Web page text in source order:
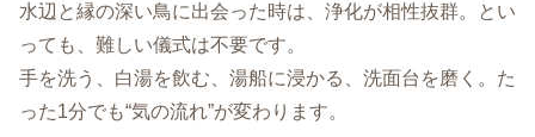
水辺と縁の深い鳥に出会った時は、浄化が相性抜群。とい
っても、難しい儀式は不要です。
手を洗う、白湯を飲む、湯船に浸かる、洗面台を磨く。た
った1分でも“気の流れ”が変わります。